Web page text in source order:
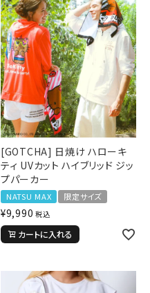
[GOTCHA] 日焼け ハローキ
ティ UVカット ハイブリッド ジッ
プパーカー
NATSU MAX 限定サイズ
¥9,990 税込
カートに入れる